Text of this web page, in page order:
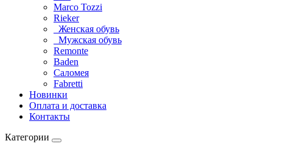
Marco Tozzi
Rieker
Женская обувь
Мужская обувь
Remonte
Baden
Саломея
Fabretti
Новинки
Оплата и доставка
Контакты
Категории